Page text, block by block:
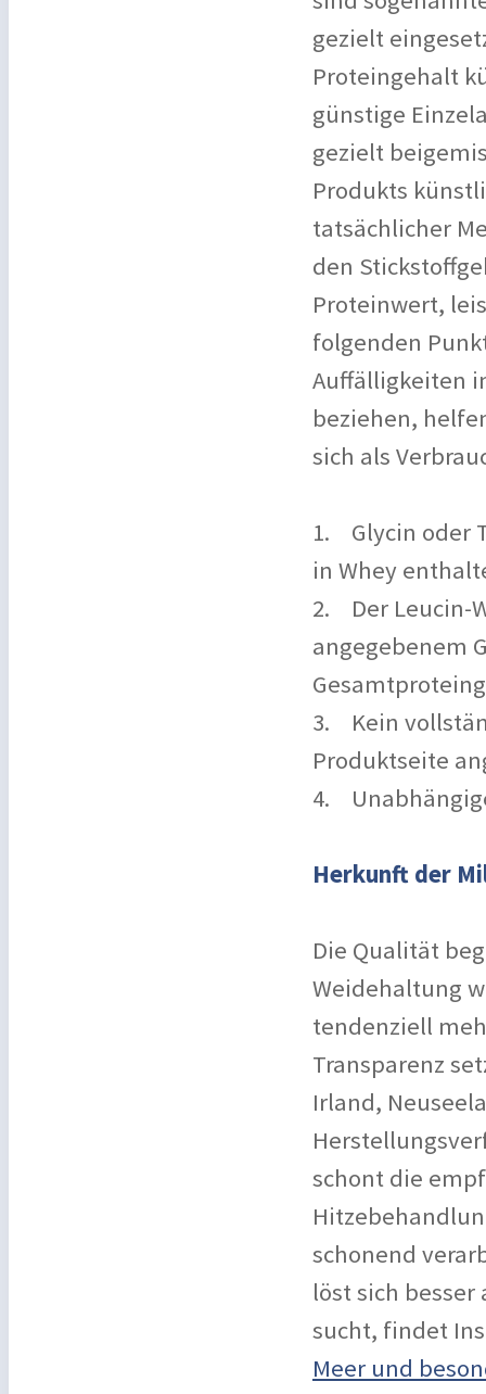
gezielt
Proteingehalt
günstige
gezielt
Produkts
tatsächlicher
den
Proteinwert,
folgenden
Auffälligkeiten
beziehen,
sich als
1. Glycin oder
in Whey
2. Der Leucin-
angegebenem
3. Kein
Produktseite
4.
Herkunft der
Die Qualität
Weidehaltung
tendenziell
Transparenz
Irland,
schont die
schonend
löst sich
sucht, findet
Meer und